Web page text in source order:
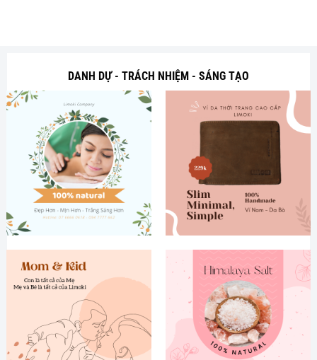
DANH DỰ - TRÁCH NHIỆM - SÁNG TẠO